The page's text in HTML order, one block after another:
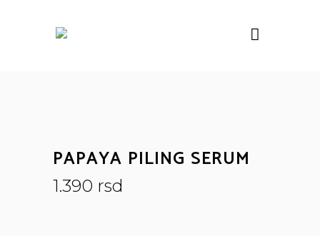
PAPAYA PILING SERUM
1.390 rsd